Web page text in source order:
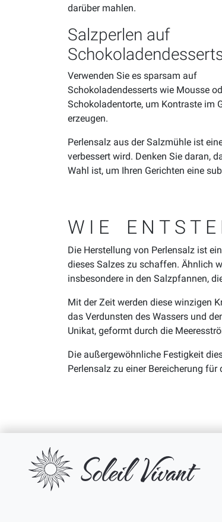
darüber mahlen.
Salzperlen auf
Verwenden Sie es sparsam auf
Schokoladendesserts wie Mousse
Schokoladentorte, um Kontraste im
erzeugen.
Perlensalz aus der Salzmühle ist
verbessert wird. Denken Sie daran,
Wahl ist, um Ihren Gerichten eine
WIE
Die Herstellung von Perlensalz ist
dieses Salzes zu schaffen. Ähnlich
insbesondere in den Salzpfannen,
Mit der Zeit werden diese winzigen
das Verdunsten des Wassers und
Unikat, geformt durch die
Die außergewöhnliche Festigkeit
Perlensalz zu einer Bereicherung